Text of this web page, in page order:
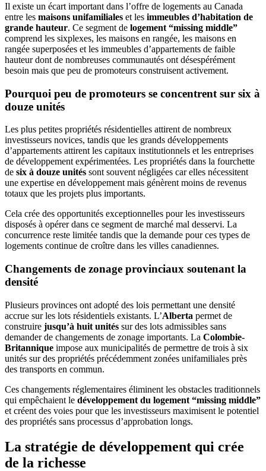
Il existe un écart important dans l’offre de logements au Canada
entre les maisons unifamiliales et les immeubles d’habitation de
grande hauteur. Ce segment de logement “missing middle”
comprend les sixplexes, les maisons en rangée, les maisons en
rangée superposées et les immeubles d’appartements de faible
hauteur dont de nombreuses communautés ont désespérément
besoin mais que peu de promoteurs construisent activement.
Pourquoi peu de promoteurs se concentrent sur six à
douze unités
Les plus petites propriétés résidentielles attirent de nombreux
investisseurs novices, tandis que les grands développements
d’appartements attirent les capitaux institutionnels et les entreprises
de développement expérimentées. Les propriétés dans la fourchette
de six à douze unités sont souvent négligées car elles nécessitent
une expertise en développement mais génèrent moins de revenus
totaux que les projets plus importants.
Cela crée des opportunités exceptionnelles pour les investisseurs
disposés à opérer dans ce segment de marché mal desservi. La
concurrence reste limitée tandis que la demande pour ces types de
logements continue de croître dans les villes canadiennes.
Changements de zonage provinciaux soutenant la
densité
Plusieurs provinces ont adopté des lois permettant une densité
accrue sur les lots résidentiels existants. L’Alberta permet de
construire jusqu’à huit unités sur des lots admissibles sans
demander de changements de zonage importants. La Colombie-
Britannique impose aux municipalités de permettre de trois à six
unités sur des propriétés précédemment zonées unifamiliales près
des transports en commun.
Ces changements réglementaires éliminent les obstacles traditionnels
qui empêchaient le développement du logement “missing middle”
et créent des voies pour que les investisseurs maximisent le potentiel
des propriétés sans processus d’approbation longs.
La stratégie de développement qui crée
de la richesse